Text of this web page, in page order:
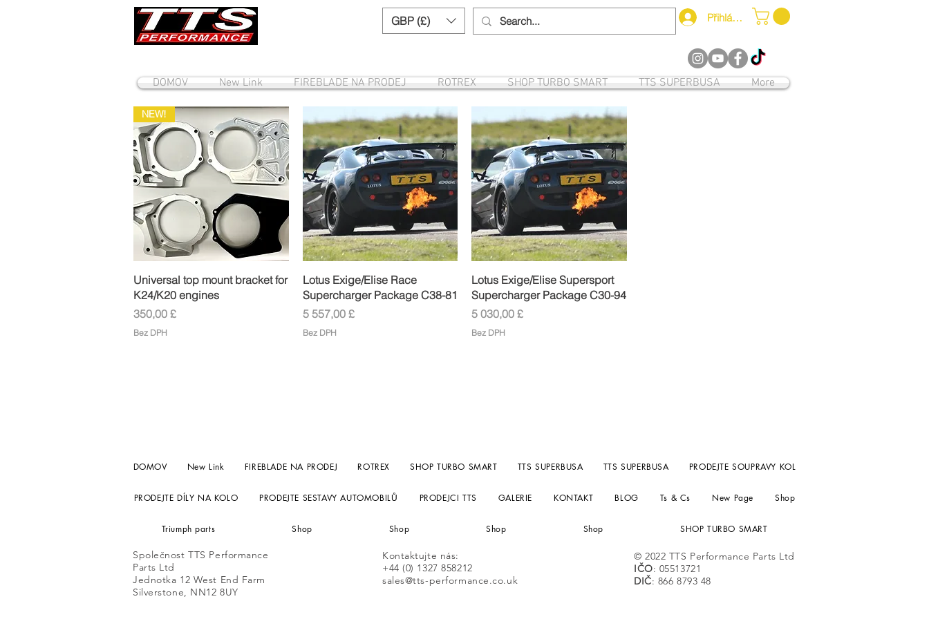
GBP (£) Přihlásit se
DOMOV New Link FIREBLADE NA PRODEJ ROTREX SHOP TURBO SMART TTS SUPERBUSA More
Rychlý náhled
NEW!
Universal top mount bracket for
K24/K20 engines
Cena
350,00 £
Bez DPH
Rychlý náhled
Lotus Exige/Elise Race
Supercharger Package C38-81
Cena
5 557,00 £
Bez DPH
Rychlý náhled
Lotus Exige/Elise Supersport
Supercharger Package C30-94
Cena
5 030,00 £
Bez DPH
DOMOV New Link FIREBLADE NA PRODEJ ROTREX SHOP TURBO SMART TTS SUPERBUSA TTS SUPERBUSA PRODEJTE SOUPRAVY KOL
PRODEJTE DÍLY NA KOLO PRODEJTE SESTAVY AUTOMOBILŮ PRODEJCI TTS GALERIE KONTAKT BLOG Ts & Cs New Page Shop
Triumph parts Shop Shop Shop Shop SHOP TURBO SMART
Společnost TTS Performance
Parts Ltd
Jednotka 12 West End Farm
Silverstone, NN12 8UY
Kontaktujte nás:
+44 (0) 1327 858212
sales@tts-performance.co.uk
© 2022 TTS Performance Parts Ltd
IČO: 05513721
DIČ: 866 8793 48